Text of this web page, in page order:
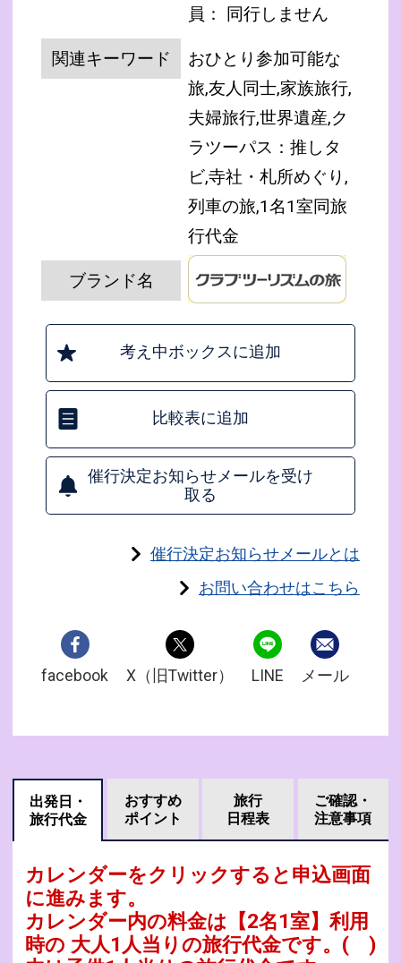
員： 同行しません
関連キーワード
おひとり参加可能な
旅,友人同士,家族旅行,
夫婦旅行,世界遺産,ク
ラツーパス：推しタ
ビ,寺社・札所めぐり,
列車の旅,1名1室同旅
行代金
ブランド名
考え中ボックスに追加
比較表に追加
催行決定お知らせメールを受け
取る
催行決定お知らせメールとは
お問い合わせはこちら
facebook X（旧Twitter） LINE メール
出発日・
旅行代金
おすすめ
ポイント
旅行
日程表
ご確認・
注意事項
カレンダーをクリックすると申込画面
に進みます。
カレンダー内の料金は 【2名1室】利用
時の 大人1人当りの旅行代金です。 ( )